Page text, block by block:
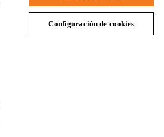
Registro de productos
Preguntas sobre la gama de productos
Configuración de cookies